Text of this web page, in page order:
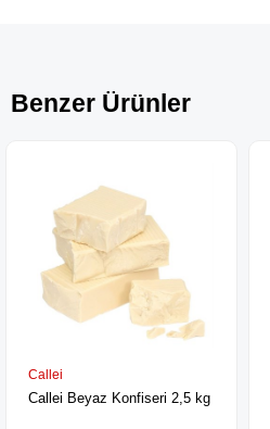
Benzer Ürünler
Callei
Callei Beyaz Konfiseri 2,5 kg